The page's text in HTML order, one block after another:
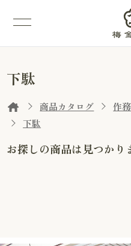
下駄
商品カタログ 作
下駄
お探しの商品は見つかり